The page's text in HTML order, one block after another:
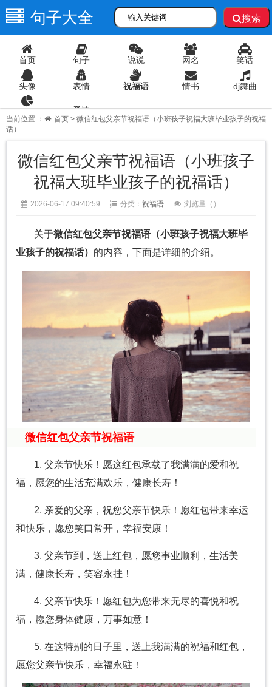
句子大全 搜索
首页 句子 说说 网名 笑话
头像 表情 祝福语 情书 dj舞曲
爱情
当前位置 ： 首页 > 微信红包父亲节祝福语（小班孩子祝福大班毕业孩子的祝福
话）
微信红包父亲节祝福语（小班孩子
祝福大班毕业孩子的祝福话）
2026-06-17 09:40:59 分类： 祝福语 浏览量（ ）
关于微信红包父亲节祝福语（小班孩子祝福大班毕
业孩子的祝福话） 的内容，下面是详细的介绍。
微信红包父亲节祝福语
1. 父亲节快乐！愿这红包承载了我满满的爱和祝
福，愿您的生活充满欢乐，健康长寿！
2. 亲爱的父亲，祝您父亲节快乐！愿红包带来幸运
和快乐，愿您笑口常开，幸福安康！
3. 父亲节到，送上红包，愿您事业顺利，生活美
满，健康长寿，笑容永挂！
4. 父亲节快乐！愿红包为您带来无尽的喜悦和祝
福，愿您身体健康，万事如意！
5. 在这特别的日子里，送上我满满的祝福和红包，
愿您父亲节快乐，幸福永驻！